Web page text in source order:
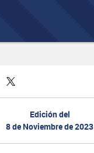
Edición del
8 de Noviembre de 2023